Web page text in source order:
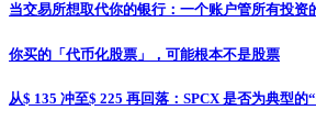
当交易所想取代你的银行：一个账户管所有投资
你买的「代币化股票」，可能根本不是股票
从$ 135 冲至$ 225 再回落：SPCX 是否为典型的